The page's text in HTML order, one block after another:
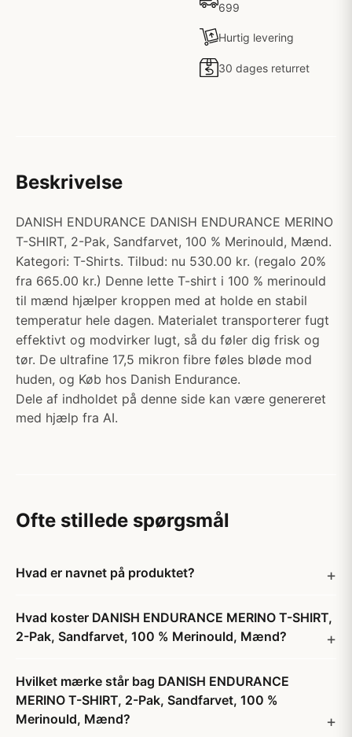
699
Hurtig levering
30 dages returret
Beskrivelse
DANISH ENDURANCE DANISH ENDURANCE MERINO
T-SHIRT, 2-Pak, Sandfarvet, 100 % Merinould, Mænd.
Kategori: T-Shirts. Tilbud: nu 530.00 kr. (regalo 20%
fra 665.00 kr.) Denne lette T-shirt i 100 % merinould
til mænd hjælper kroppen med at holde en stabil
temperatur hele dagen. Materialet transporterer fugt
effektivt og modvirker lugt, så du føler dig frisk og
tør. De ultrafine 17,5 mikron fibre føles bløde mod
huden, og Køb hos Danish Endurance.
Dele af indholdet på denne side kan være genereret
med hjælp fra AI.
Ofte stillede spørgsmål
Hvad er navnet på produktet?
Hvad koster DANISH ENDURANCE MERINO T-SHIRT,
2-Pak, Sandfarvet, 100 % Merinould, Mænd?
Hvilket mærke står bag DANISH ENDURANCE
MERINO T-SHIRT, 2-Pak, Sandfarvet, 100 %
Merinould, Mænd?